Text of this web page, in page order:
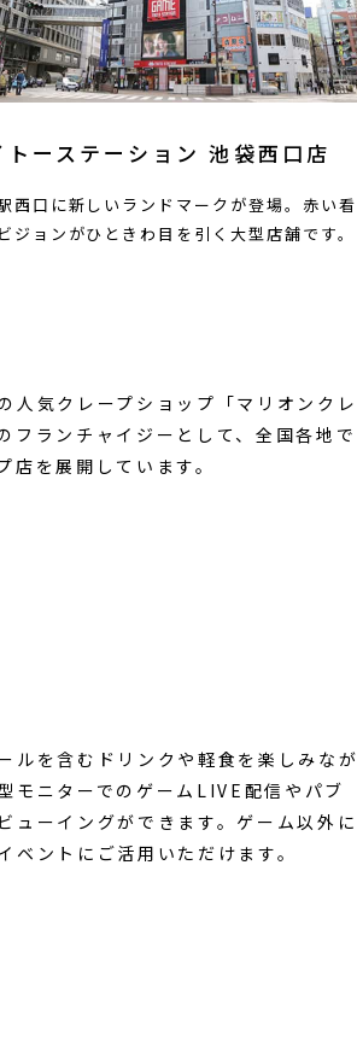
トーステーション 池袋西口店
西口に新しいランドマークが登場。赤い看
ジョンがひときわ目を引く大型店舗です。
人気クレープショップ「マリオンクレ
フランチャイジーとして、全国各地で
店を展開しています。
ルを含むドリンクや軽食を楽しみなが
モニターでのゲームLIVE配信やパブ
ューイングができます。ゲーム以外に
ベントにご活用いただけます。